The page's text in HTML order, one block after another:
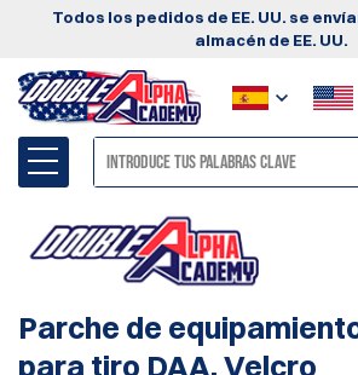
Todos los pedidos de EE. UU. se
almacén de EE. UU.
Parche de
para tiro DAA, Velcro